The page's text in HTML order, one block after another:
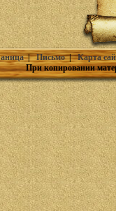
|Письмо|Карта
При копировании